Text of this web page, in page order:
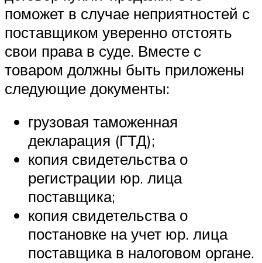
поможет в случае неприятностей с
поставщиком уверенно отстоять
свои права в суде. Вместе с
товаром должны быть приложены
следующие документы:
грузовая таможенная
декларация (ГТД);
копия свидетельства о
регистрации юр. лица
поставщика;
копия свидетельства о
постановке на учет юр. лица
поставщика в налоговом органе.